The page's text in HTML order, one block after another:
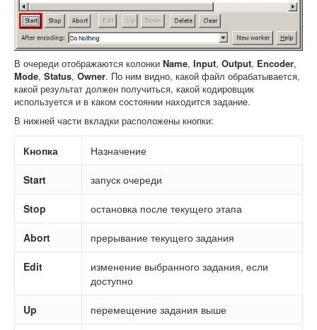
В очереди отображаются колонки Name, Input, Output, Encoder,
Mode, Status, Owner. По ним видно, какой файл обрабатывается,
какой результат должен получиться, какой кодировщик
используется и в каком состоянии находится задание.
В нижней части вкладки расположены кнопки:
Кнопка Назначение
Start запуск очереди
Stop остановка после текущего этапа
Abort прерывание текущего задания
Edit
изменение выбранного задания, если
доступно
Up перемещение задания выше